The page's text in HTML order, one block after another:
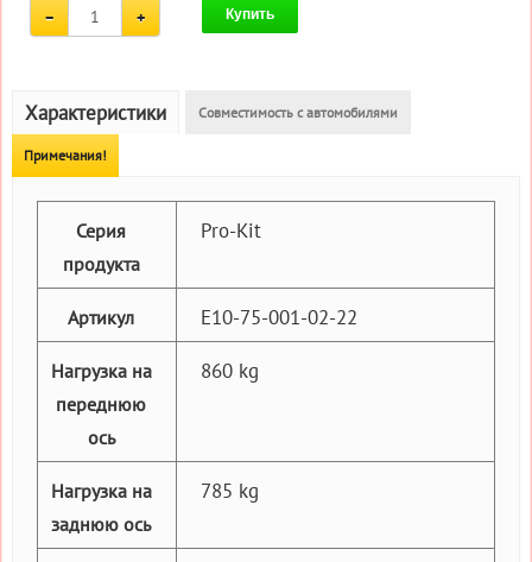
Купить
Характеристики Совместимость с автомобилями
Примечания!
Серия
продукта
Pro-Kit
Артикул E10-75-001-02-22
Нагрузка на
переднюю
ось
860 kg
Нагрузка на
заднюю ось
785 kg